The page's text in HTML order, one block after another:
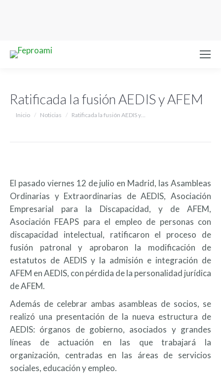
Ratificada la fusión AEDIS y AFEM
Estás aquí:
Inicio Noticias Ratificada la fusión AEDIS y…
El pasado viernes 12 de julio en Madrid, las Asambleas
Ordinarias y Extraordinarias de AEDIS, Asociación
Empresarial para la Discapacidad, y de AFEM,
Asociación FEAPS para el empleo de personas con
discapacidad intelectual, ratificaron el proceso de
fusión patronal y aprobaron la modificación de
estatutos de AEDIS y la admisión e integración de
AFEM en AEDIS, con pérdida de la personalidad jurídica
de AFEM.
Además de celebrar ambas asambleas de socios, se
realizó una presentación de la nueva estructura de
AEDIS: órganos de gobierno, asociados y grandes
líneas de actuación en las que trabajará la
organización, centradas en las áreas de servicios
sociales, educación y empleo.